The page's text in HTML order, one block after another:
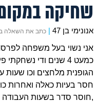
שחיקה
אנונימי בן 47 כתב את השאלה ב-21/09/25 בשעה
אני נשוי בעל משפחה
כמעט 4 שנים ודי
הגופנית מלחצים וכו שעות
חסר בעיות כאלה ואחרות
,חוסר סדר בשעות העבודה